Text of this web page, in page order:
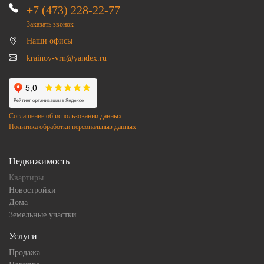
+7 (473) 228-22-77
Заказать звонок
Наши офисы
krainov-vrn@yandex.ru
Соглашение об использовании данных
Политика обработки персональныз данных
Недвижимость
Квартиры
Новостройки
Дома
Земельные участки
Услуги
Продажа